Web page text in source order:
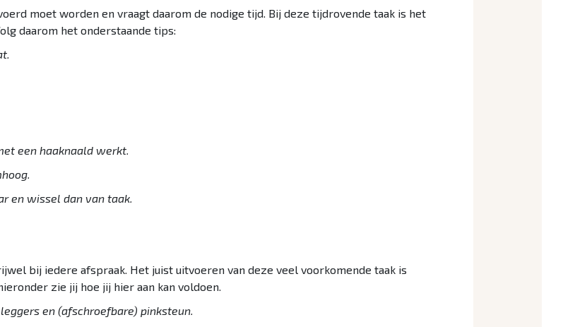
moet worden en vraagt daarom de nodige tijd. Bij deze tijdrovende taak is het
daarom het onderstaande tips:
een haaknaald werkt.
en wissel dan van taak.
bij iedere afspraak. Het juist uitvoeren van deze veel voorkomende taak is
zie jij hoe jij hier aan kan voldoen.
en (afschroefbare) pinksteun.